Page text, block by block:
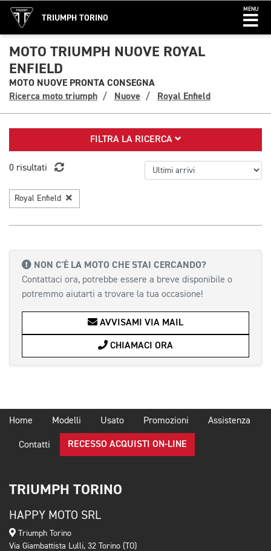
TRIUMPH TORINO
MENU
MOTO TRIUMPH NUOVE ROYAL
ENFIELD
MOTO NUOVE PRONTA CONSEGNA
Ricerca moto triumph
Nuove Royal Enfield
FILTRA LA RICERCA
0 risultati
Royal Enfield
NON C'È LA MOTO CHE STAI CERCANDO?
Contattaci ora, potrebbe essere a breve disponibile o
potremmo aiutarti a trovare la tua occasione!
AVVISAMI VIA MAIL
CHIAMACI ORA
Home Modelli Usato Promozioni Assistenza
Contatti RECESSO ACQUISTI ON-LINE
TRIUMPH TORINO
HAPPY MOTO SRL
Triumph Torino
Via Giambattista Lulli, 32 Torino (TO)